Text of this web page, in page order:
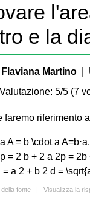
e la
Martino |
Valutazione: 5/5 (7
faremo riferimento
A = b \cdot a A=b⋅a.
= 2 b + 2 a 2p =
a 2 + b 2 d =
fonte | Visualizza la